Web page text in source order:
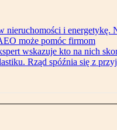
nieruchomości i energetykę.
może pomóc firmom
wskazuje kto na nich
Rząd spóźnia się z